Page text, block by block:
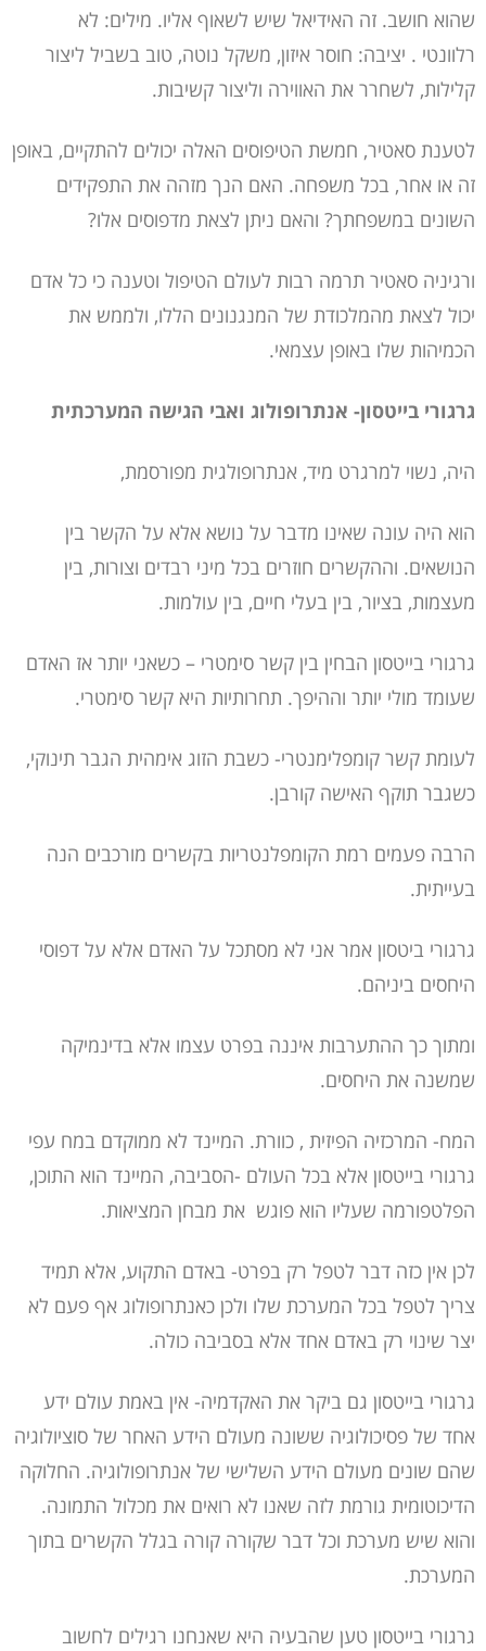
שהוא חושב. זה האידיאל שיש לשאוף אליו. מילים: לא
רלוונטי . יציבה: חוסר איזון, משקל נוטה, טוב בשביל ליצור
קלילות, לשחרר את האווירה וליצור קשיבות.
לטענת סאטיר, חמשת הטיפוסים האלה יכולים להתקיים, באופן
זה או אחר, בכל משפחה. האם הנך מזהה את התפקידים
השונים במשפחתך? והאם ניתן לצאת מדפוסים אלו?
ורגיניה סאטיר תרמה רבות לעולם הטיפול וטענה כי כל אדם
יכול לצאת מהמלכודת של המנגנונים הללו, ולממש את
הכמיהות שלו באופן עצמאי.
גרגורי בייטסון- אנתרופולוג ואבי הגישה המערכתית
היה, נשוי למרגרט מיד, אנתרופולגית מפורסמת,
הוא היה עונה שאינו מדבר על נושא אלא על הקשר בין
הנושאים. וההקשרים חוזרים בכל מיני רבדים וצורות, בין
מעצמות, בציור, בין בעלי חיים, בין עולמות.
גרגורי בייטסון הבחין בין קשר סימטרי – כשאני יותר אז האדם
שעומד מולי יותר וההיפך. תחרותיות היא קשר סימטרי.
לעומת קשר קומפלימנטרי- כשבת הזוג אימהית הגבר תינוקי,
כשגבר תוקף האישה קורבן.
הרבה פעמים רמת הקומפלנטריות בקשרים מורכבים הנה
בעייתית.
גרגורי ביטסון אמר אני לא מסתכל על האדם אלא על דפוסי
היחסים ביניהם.
ומתוך כך ההתערבות איננה בפרט עצמו אלא בדינמיקה
שמשנה את היחסים.
המח- המרכזיה הפיזית , כוורת. המיינד לא ממוקדם במח עפי
גרגורי בייטסון אלא בכל העולם -הסביבה, המיינד הוא התוכן,
הפלטפורמה שעליו הוא פוגש את מבחן המציאות.
לכן אין כזה דבר לטפל רק בפרט- באדם התקוע, אלא תמיד
צריך לטפל בכל המערכת שלו ולכן כאנתרופולוג אף פעם לא
יצר שינוי רק באדם אחד אלא בסביבה כולה.
גרגורי בייטסון גם ביקר את האקדמיה- אין באמת עולם ידע
אחד של פסיכולוגיה ששונה מעולם הידע האחר של סוציולוגיה
שהם שונים מעולם הידע השלישי של אנתרופולוגיה. החלוקה
הדיכוטומית גורמת לזה שאנו לא רואים את מכלול התמונה.
והוא שיש מערכת וכל דבר שקורה קורה בגלל הקשרים בתוך
המערכת.
גרגורי בייטסון טען שהבעיה היא שאנחנו רגילים לחשוב